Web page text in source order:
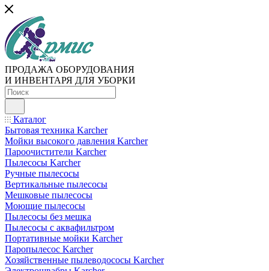
ПРОДАЖА ОБОРУДОВАНИЯ
И ИНВЕНТАРЯ ДЛЯ УБОРКИ
Каталог
Бытовая техника Karcher
Мойки высокого давления Karcher
Пароочистители Karcher
Пылесосы Karcher
Ручные пылесосы
Вертикальные пылесосы
Мешковые пылесосы
Моющие пылесосы
Пылесосы без мешка
Пылесосы с аквафильтром
Портативные мойки Karcher
Паропылесос Karcher
Хозяйственные пылеводососы Karcher